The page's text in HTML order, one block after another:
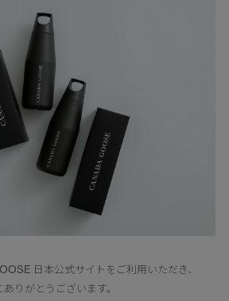
ジャパンTシャツ
ェア
ー
ジャパンTシャツ
ェア
ー
日本公式サイトをご利用いただき、
ありがとうございます。